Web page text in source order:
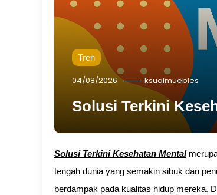
Tren
04/08/2026 ksualmuebles
Solusi Terkini
Solusi Terkini Kesehatan Mental
tengah dunia yang semakin sibuk dan
berdampak pada kualitas hidup mereka.